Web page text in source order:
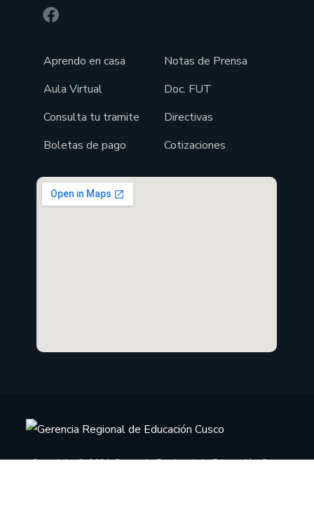
Aprendo en casa
Aula Virtual
Consulta tu tramite
Boletas de pago
Notas de Prensa
Doc. FUT
Directivas
Cotizaciones
Copyright © 2021 Gerencia Regional de Educación Cusco